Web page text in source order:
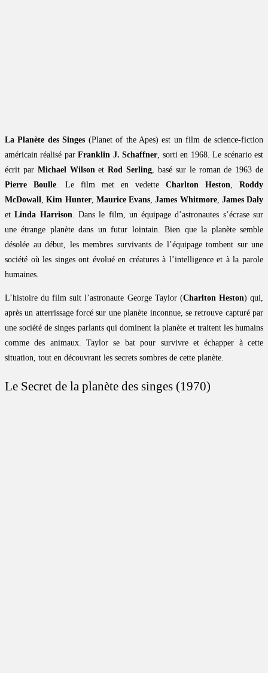
La Planète des Singes (Planet of the Apes) est un film de science-fiction
américain réalisé parFranklin J. Schaffner , sorti en 1968. Le scénario est
écrit par Michael Wilson etRod Serling , basé sur le roman de 1963 de
Pierre Boulle . Le film met en vedette Charlton Heston
Roddy
McDowall ,Kim Hunter, Maurice Evans ,James Whitmore, James Daly
etLinda Harrison . Dans le film, un équipage d’astronautes s’écrase sur
une étrange planète dans un futur lointain. Bien que la planète semble
désolée au début, les membres survivants de l’équipage tombent sur une
société où les singes ont évolué en créatures à l’intelligence et à la parole
humaines.
L’histoire du film suit l’astronaute George Taylor (Charlton Heston) qui,
après un atterrissage forcé sur une planète inconnue, se retrouve capturé par
une société de singes parlants qui dominent la planète et traitent les humains
comme des animaux. Taylor se bat pour survivre et échapper à cette
situation, tout en découvrant les secrets sombres de cette planète.
Le Secret de la planète des singes (1970)